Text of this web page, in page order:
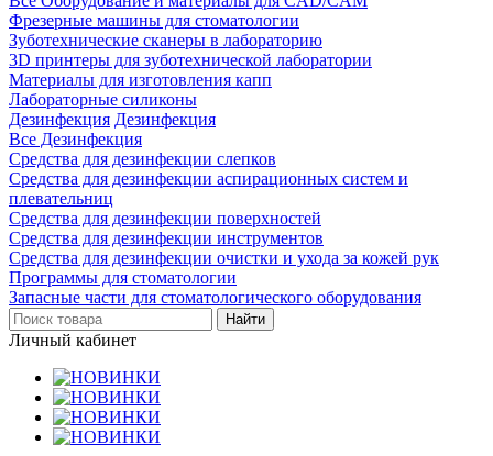
Фрезерные машины для стоматологии
Зуботехнические сканеры в лабораторию
3D принтеры для зуботехнической лаборатории
Материалы для изготовления капп
Лабораторные силиконы
Дезинфекция Дезинфекция
Все Дезинфекция
Средства для дезинфекции слепков
Средства для дезинфекции аспирационных систем и
плевательниц
Средства для дезинфекции поверхностей
Средства для дезинфекции инструментов
Средства для дезинфекции очистки и ухода за кожей рук
Программы для стоматологии
Запасные части для стоматологического оборудования
Личный кабинет